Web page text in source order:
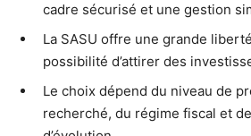
cadre sécurisé et une gestion
La SASU offre une grande
possibilité d’attirer des
Le choix dépend du niveau de
recherché, du régime fiscal et